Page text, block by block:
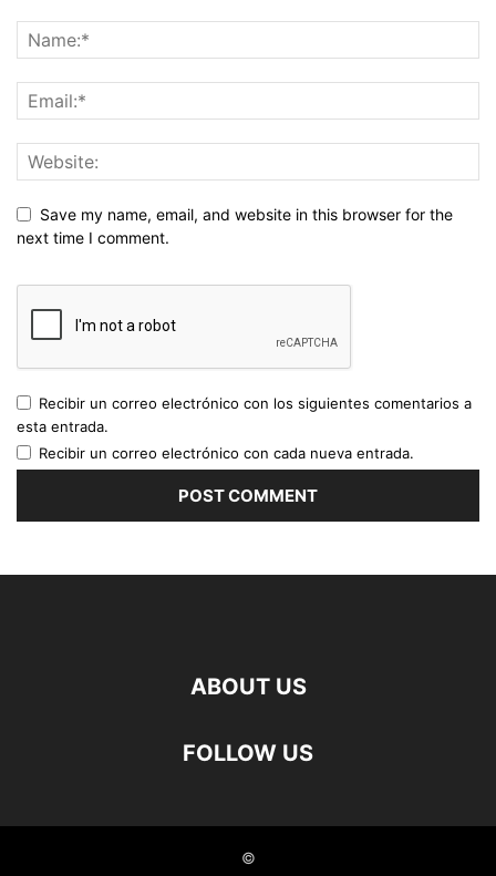
Save my name, email, and website in this browser for the
next time I comment.
Recibir un correo electrónico con los siguientes comentarios a
esta entrada.
Recibir un correo electrónico con cada nueva entrada.
ABOUT US
FOLLOW US
©